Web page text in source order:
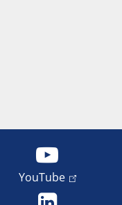
YouTube